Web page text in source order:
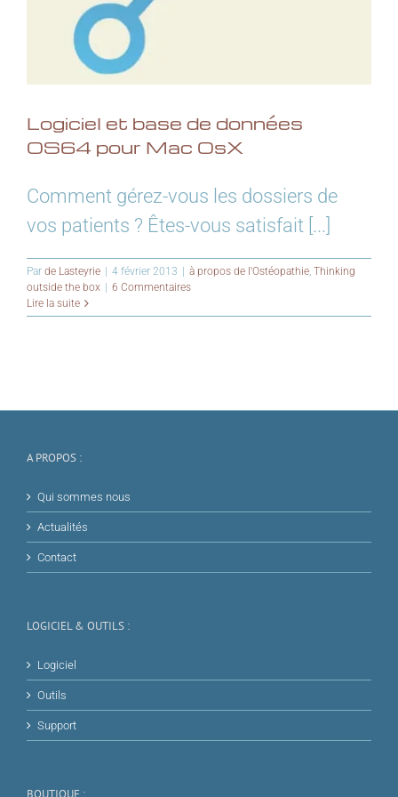
Logiciel et base de données
OS64 pour Mac OsX
Comment gérez-vous les dossiers de
vos patients ? Êtes-vous satisfait [...]
Par de Lasteyrie | 4 février 2013 | à propos de l'Ostéopathie Thinking
outside the box | 6 Commentaires
Lire la suite
A PROPOS :
Qui sommes nous
Actualités
Contact
LOGICIEL & OUTILS :
Logiciel
Outils
Support
BOUTIQUE :